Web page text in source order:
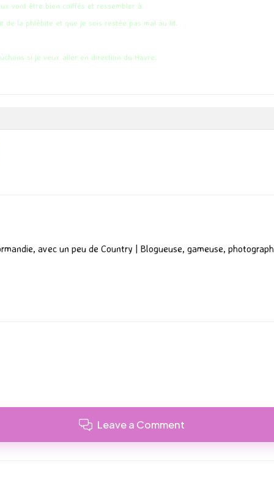
vont être bien coiffés et ressembler à
de la phlébite et que je sois restée pas mal au lit.
si je veux aller en direction du Havre.
avec un peu de Country | Blogueuse, gameuse,
Leave a Comment